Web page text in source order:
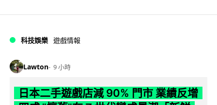
科技娛樂 遊戲情報
Lawton 9 小時
日本二手遊戲店減 90% 門市 業績反增